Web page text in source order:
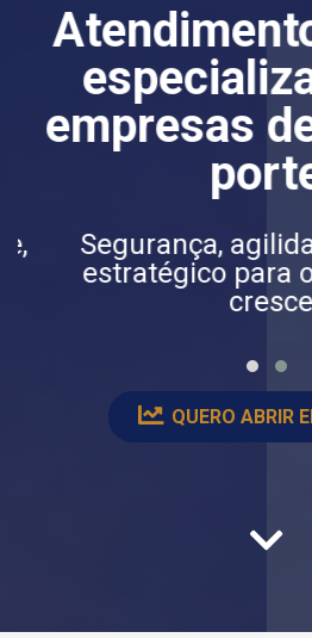
empresas
Segurança,
estratégico para
QUERO ABRIR